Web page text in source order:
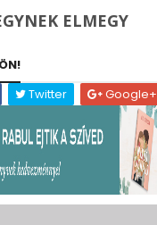
ELMEGY
Twitter Google+